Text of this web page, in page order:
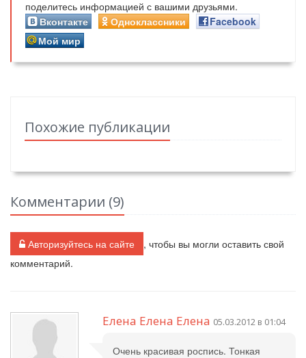
поделитесь информацией с вашими друзьями.
Вконтакте
Одноклассники
Facebook
Мой мир
Похожие публикации
Комментарии (9)
Авторизуйтесь на сайте
, чтобы вы могли оставить свой
комментарий.
Елена Елена Елена 05.03.2012 в 01:04
Очень красивая роспись. Тонкая